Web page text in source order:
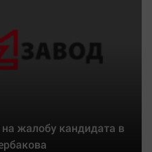
жалобу кандидата в